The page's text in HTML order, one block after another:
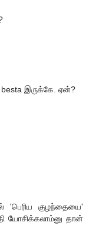
இருக்கே. ஏன்?
'பெரிய குழந்தையை'
யோசிக்கலாம்னு தான்